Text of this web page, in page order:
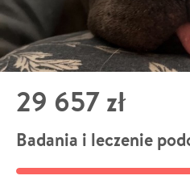
29 657 zł
Badania i leczenie